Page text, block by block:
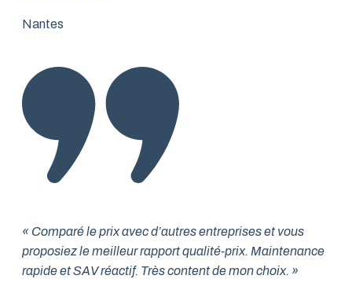
Nantes
« Comparé le prix avec d’autres entreprises et vous
proposiez le meilleur rapport qualité-prix. Maintenance
rapide et SAV réactif. Très content de mon choix. »